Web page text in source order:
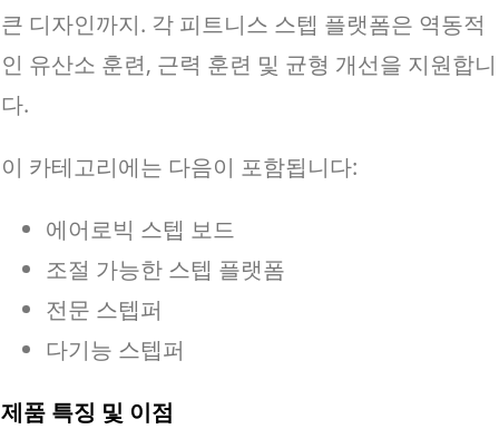
큰 디자인까지. 각 피트니스 스텝 플랫폼은 역동적
인 유산소 훈련, 근력 훈련 및 균형 개선을 지원합니
다.
이 카테고리에는 다음이 포함됩니다:
에어로빅 스텝 보드
조절 가능한 스텝 플랫폼
전문 스텝퍼
다기능 스텝퍼
제품 특징 및 이점